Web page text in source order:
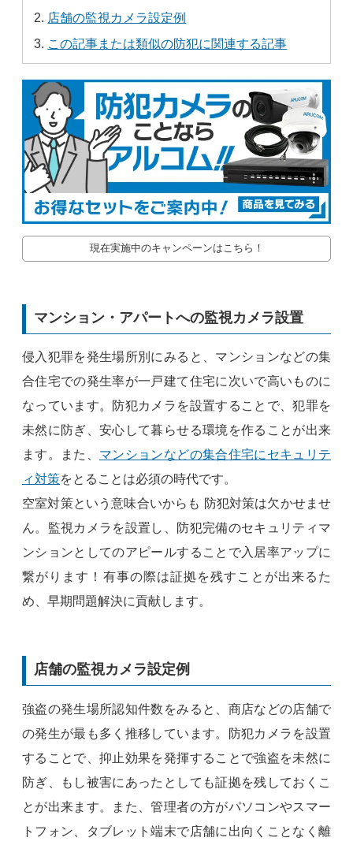
店舗の監視カメラ設定例
この記事または類似の防犯に関連する記事
現在実施中のキャンペーンはこちら！
マンション・アパートへの監視カメラ設置
侵入犯罪を発生場所別にみると、マンションなどの集
合住宅での発生率が一戸建て住宅に次いで高いものに
なっています。防犯カメラを設置することで、犯罪を
未然に防ぎ、安心して暮らせる環境を作ることが出来
ます。また、 マンションなどの集合住宅にセキュリテ
ィ対策をとることは必須の時代です。
空室対策という意味合いからも 防犯対策は欠かせませ
ん。監視カメラを設置し、防犯完備のセキュリティマ
ンションとしてのアピールすることで入居率アップに
繋がります！有事の際は証拠を残すことが出来るた
め、早期問題解決に貢献します。
店舗の監視カメラ設定例
強盗の発生場所認知件数をみると、商店などの店舗で
の発生が最も多く推移しています。防犯カメラを設置
することで、抑止効果を発揮することで強盗を未然に
防ぎ、もし被害にあったとしても証拠を残しておくこ
とが出来ます。また、管理者の方がパソコンやスマー
トフォン、タブレット端末で店舗に出向くことなく離